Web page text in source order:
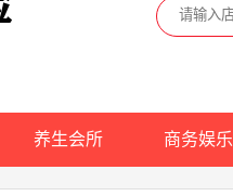
养生会所 商务娱乐